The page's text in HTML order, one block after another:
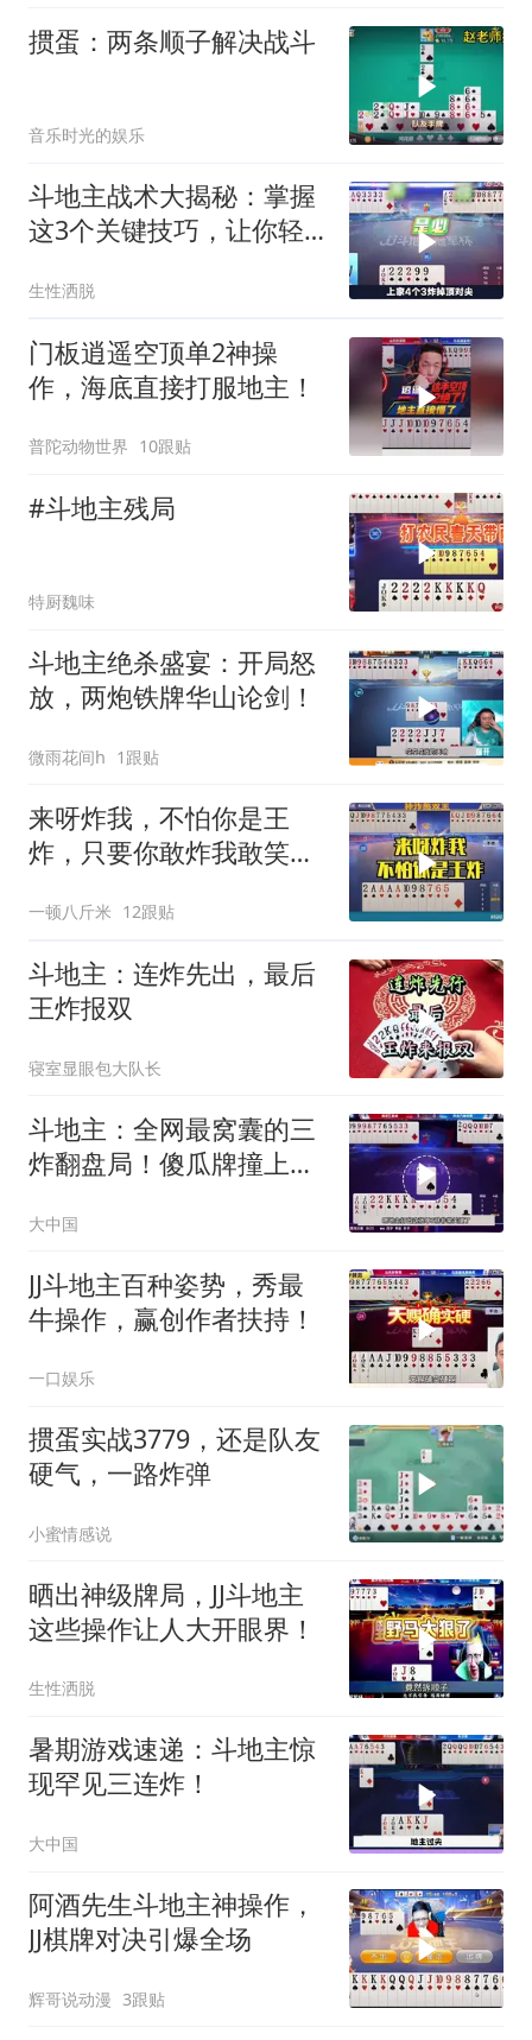
掼蛋：两条顺子解决战斗
音乐时光的娱乐
斗地主战术大揭秘：掌握
这3个关键技巧，让你轻
生性洒脱
门板逍遥空顶单2神操
作，海底直接打服地主！
普陀动物世界 10跟贴
#斗地主残局
特厨魏味
斗地主绝杀盛宴：开局怒
放，两炮铁牌华山论剑！
微雨花间h 1跟贴
来呀炸我，不怕你是王
炸，只要你敢炸我敢笑给
一顿八斤米 12跟贴
斗地主：连炸先出，最后
王炸报双
寝室显眼包大队长
斗地主：全网最窝囊的三
炸翻盘局！傻瓜牌撞上大
大中国
JJ斗地主百种姿势，秀最
牛操作，赢创作者扶持！
一口娱乐
掼蛋实战3779，还是队友
硬气，一路炸弹
小蜜情感说
晒出神级牌局，JJ斗地主
这些操作让人大开眼界！
生性洒脱
暑期游戏速递：斗地主惊
现罕见三连炸！
大中国
阿酒先生斗地主神操作，
JJ棋牌对决引爆全场
辉哥说动漫 3跟贴